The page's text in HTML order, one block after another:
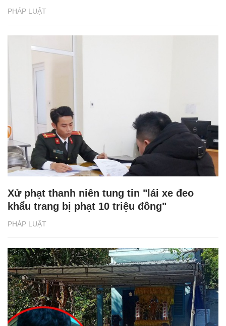
PHÁP LUẬT
PHÁP LUẬT
Xử phạt thanh niên tung tin "lái xe đeo
khẩu trang bị phạt 10 triệu đồng"